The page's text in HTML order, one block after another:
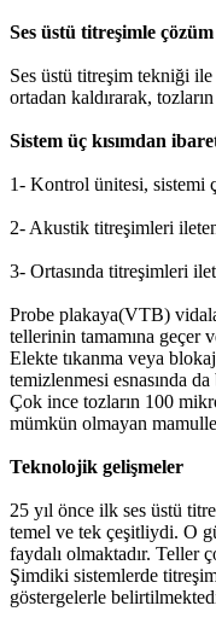
Ses üstü titreşimle çözüm
Ses üstü titreşim tekniği
ortadan kaldırarak,
Sistem üç kısımdan
1- Kontrol ünitesi, sistemi
2- Akustik titreşimleri
3- Ortasında titreşimleri
Probe plakaya(VTB)
tellerinin tamamına geçer
Elekte tıkanma veya
temizlenmesi esnasında
Çok ince tozların 100
mümkün olmayan
Teknolojik gelişmeler
25 yıl önce ilk ses üstü
temel ve tek çeşitliydi. O
faydalı olmaktadır. Teller
Şimdiki sistemlerde
göstergelerle